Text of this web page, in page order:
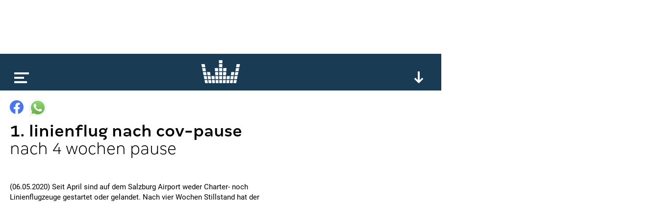
1. linienflug nach cov-pause
nach 4 wochen pause
(06.05.2020) Seit April sind auf dem Salzburg Airport weder Charter- noch
Linienflugzeuge gestartet oder gelandet. Nach vier Wochen Stillstand hat der